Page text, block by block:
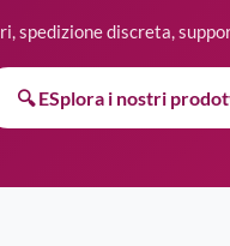
spedizione discreta,
🔍 ESplora i nostri